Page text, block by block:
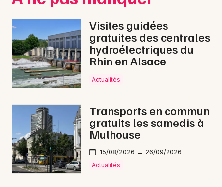
Visites guidées
gratuites des centrales
hydroélectriques du
Rhin en Alsace
Actualités
Transports en commun
gratuits les samedis à
Mulhouse
15/08/2026 → 26/09/2026
Actualités